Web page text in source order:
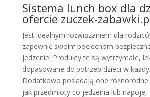
Sistema lunch box dla
ofercie zuczek-
Jest idealnym rozwiązaniem dla
zapewnić swoim pociechom
jedzenie. Produkty te są wytrzymałe,
dopasowane do potrzeb dzieci w
Dodatkowo posiadają one różnorodne
jak przedmioty do jedzenia lub napoje,